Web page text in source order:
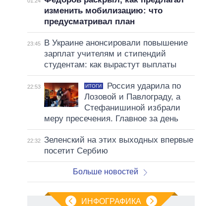
изменить мобилизацию: что
предусматривал план
23:45
В Украине анонсировали повышение
зарплат учителям и стипендий
студентам: как вырастут выплаты
22:53 ИТОГИ
Россия ударила по
Лозовой и Павлограду, а
Стефанишиной избрали
меру пресечения. Главное за день
22:32 Зеленский на этих выходных впервые
посетит Сербию
Больше новостей
ИНФОГРАФИКА